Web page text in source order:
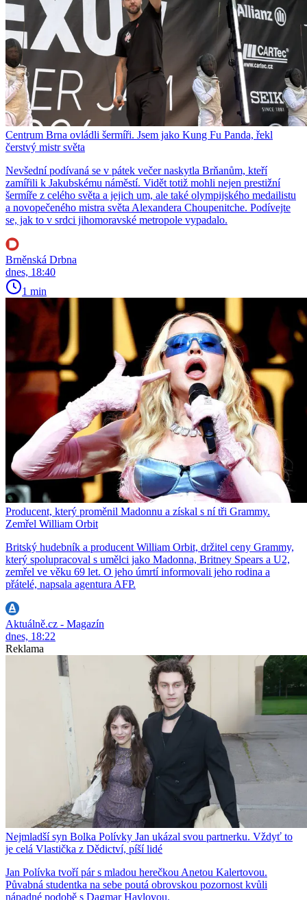
Centrum Brna ovládli šermíři. Jsem jako Kung Fu Panda, řekl
čerstvý mistr světa
Nevšední podívaná se v pátek večer naskytla Brňanům, kteří
zamířili k Jakubskému náměstí. Vidět totiž mohli nejen prestižní
šermíře z celého světa a jejich um, ale také olympijského medailistu
a novopečeného mistra světa Alexandera Choupenitche. Podívejte
se, jak to v srdci jihomoravské metropole vypadalo.
Brněnská Drbna
dnes, 18:40
1 min
Producent, který proměnil Madonnu a získal s ní tři Grammy.
Zemřel William Orbit
Britský hudebník a producent William Orbit, držitel ceny Grammy,
který spolupracoval s umělci jako Madonna, Britney Spears a U2,
zemřel ve věku 69 let. O jeho úmrtí informovali jeho rodina a
přátelé, napsala agentura AFP.
Aktuálně.cz - Magazín
dnes, 18:22
Reklama
Nejmladší syn Bolka Polívky Jan ukázal svou partnerku. Vždyť to
je celá Vlastička z Dědictví, píší lidé
Jan Polívka tvoří pár s mladou herečkou Anetou Kalertovou.
Půvabná studentka na sebe poutá obrovskou pozornost kvůli
nápadné podobě s Dagmar Havlovou.